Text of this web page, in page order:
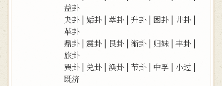
益卦
夬卦 |姤卦 | 萃卦 |升卦 | 困卦 |井卦 |
革卦
鼎卦 |震卦 | 艮卦 |渐卦 | 归妹 |丰卦 |
旅卦
巽卦 | 兑卦 |涣卦 |节卦 | 中孚 | 小过 |
既济